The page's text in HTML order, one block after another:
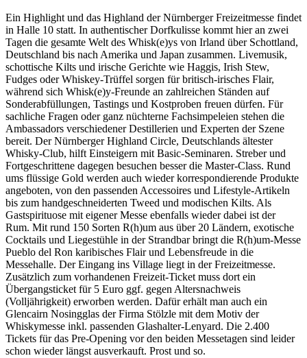
Ein Highlight und das Highland der Nürnberger Freizeitmesse findet
in Halle 10 statt. In authentischer Dorfkulisse kommt hier an zwei
Tagen die gesamte Welt des Whisk(e)ys von Irland über Schottland,
Deutschland bis nach Amerika und Japan zusammen. Livemusik,
schottische Kilts und irische Gerichte wie Haggis, Irish Stew,
Fudges oder Whiskey-Trüffel sorgen für britisch-irisches Flair,
während sich Whisk(e)y-Freunde an zahlreichen Ständen auf
Sonderabfüllungen, Tastings und Kostproben freuen dürfen. Für
sachliche Fragen oder ganz nüchterne Fachsimpeleien stehen die
Ambassadors verschiedener Destillerien und Experten der Szene
bereit. Der Nürnberger Highland Circle, Deutschlands ältester
Whisky-Club, hilft Einsteigern mit Basic-Seminaren. Streber und
Fortgeschrittene dagegen besuchen besser die Master-Class. Rund
ums flüssige Gold werden auch wieder korrespondierende Produkte
angeboten, von den passenden Accessoires und Lifestyle-Artikeln
bis zum handgeschneiderten Tweed und modischen Kilts. Als
Gastspirituose mit eigener Messe ebenfalls wieder dabei ist der
Rum. Mit rund 150 Sorten R(h)um aus über 20 Ländern, exotische
Cocktails und Liegestühle in der Strandbar bringt die R(h)um-Messe
Pueblo del Ron karibisches Flair und Lebensfreude in die
Messehalle. Der Eingang ins Village liegt in der Freizeitmesse.
Zusätzlich zum vorhandenen Freizeit-Ticket muss dort ein
Übergangsticket für 5 Euro ggf. gegen Altersnachweis
(Volljährigkeit) erworben werden. Dafür erhält man auch ein
Glencairn Nosingglas der Firma Stölzle mit dem Motiv der
Whiskymesse inkl. passenden Glashalter-Lenyard. Die 2.400
Tickets für das Pre-Opening vor den beiden Messetagen sind leider
schon wieder längst ausverkauft. Prost und so.